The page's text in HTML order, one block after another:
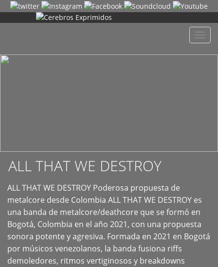
ALL THAT WE DESTROY
ALL THAT WE DESTROY Poderosa propuesta de
metalcore desde Colombia ALL THAT WE DESTROY es
una banda de metalcore/deathcore que se formó en
Bogotá, Colombia en el año 2021, con una propuesta
sonora potente y agresiva. Formada en 2021 en Bogotá
por músicos venezolanos, la banda fusiona riffs
demoledores, ritmos vertiginosos y breakdowns
+